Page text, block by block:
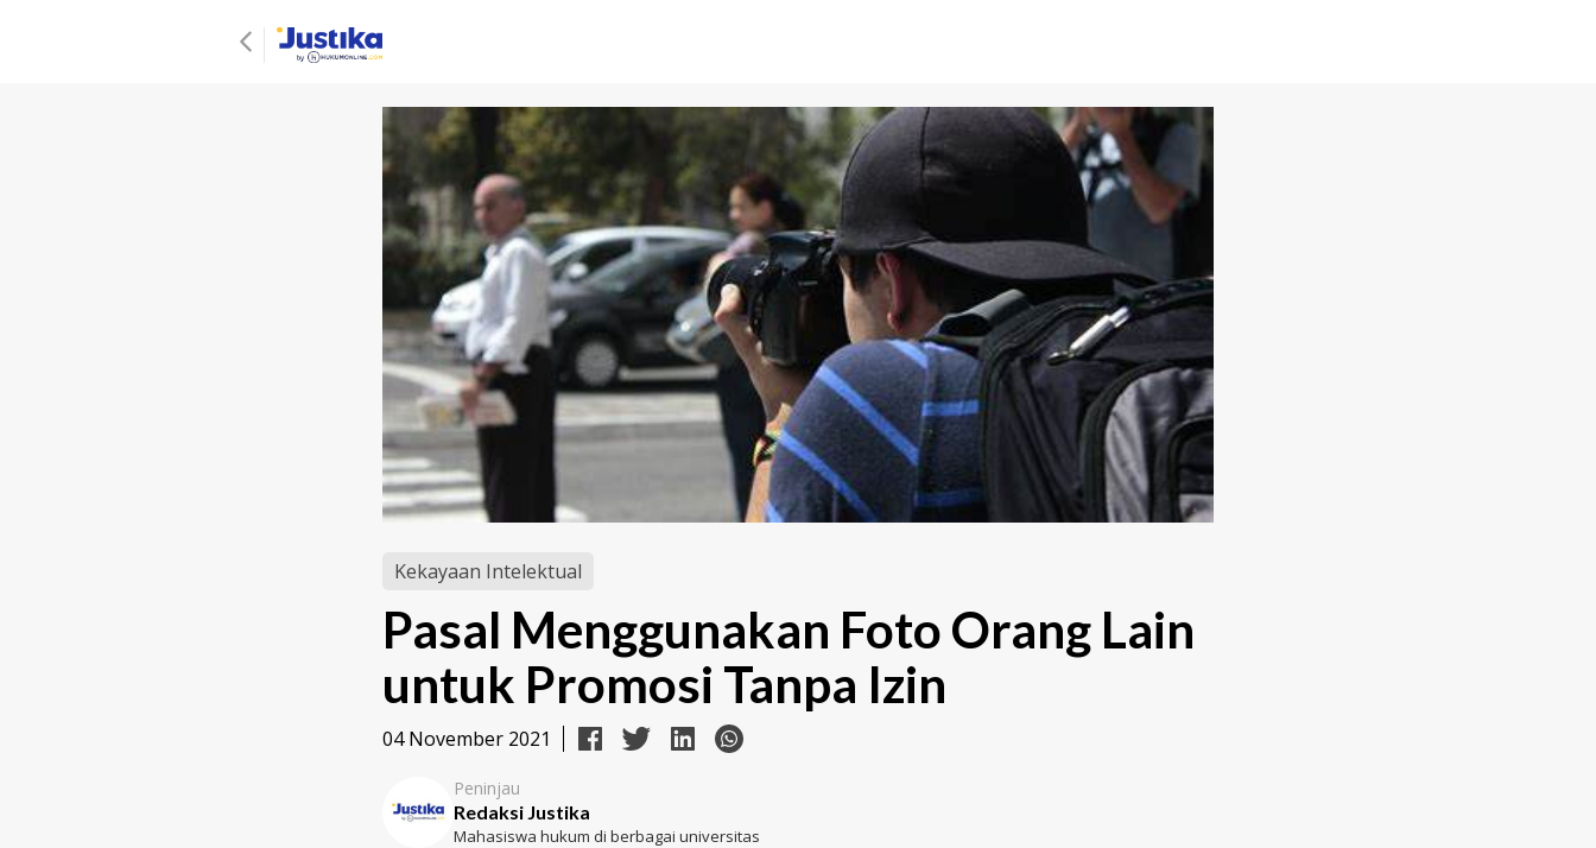
Kekayaan Intelektual
Pasal Menggunakan Foto Orang Lain
untuk Promosi Tanpa Izin
04 November 2021
Peninjau
Redaksi Justika
Mahasiswa hukum di berbagai universitas